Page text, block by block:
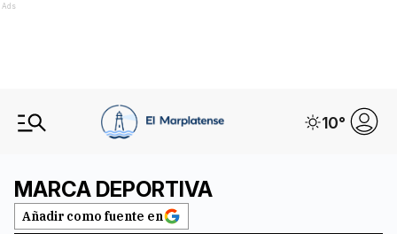
Ads
10°
MARCA DEPORTIVA
Añadir como fuente en